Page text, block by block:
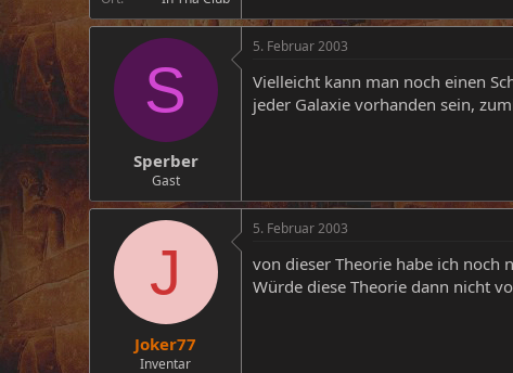
S
Sperber
Gast
5. Februar 2003
Vielleicht kann man noch einen
jeder Galaxie vorhanden sein,
J
Joker77
Inventar
5. Februar 2003
von dieser Theorie habe ich noch
Würde diese Theorie dann nicht